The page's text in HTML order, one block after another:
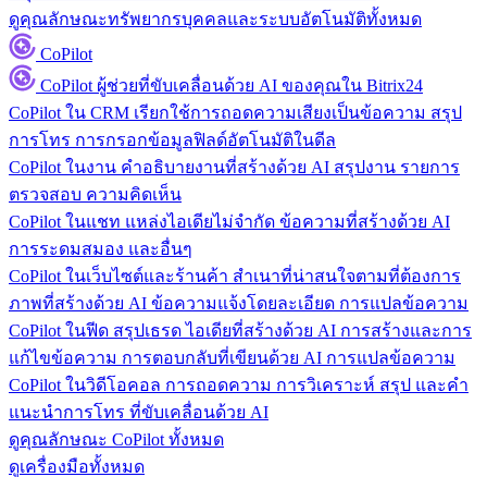
ดูคุณลักษณะทรัพยากรบุคคลและระบบอัตโนมัติทั้งหมด
CoPilot
CoPilot ผู้ช่วยที่ขับเคลื่อนด้วย AI ของคุณใน Bitrix24
CoPilot ใน CRM เรียกใช้การถอดความเสียงเป็นข้อความ สรุป
การโทร การกรอกข้อมูลฟิลด์อัตโนมัติในดีล
CoPilot ในงาน คำอธิบายงานที่สร้างด้วย AI สรุปงาน รายการ
ตรวจสอบ ความคิดเห็น
CoPilot ในแชท แหล่งไอเดียไม่จำกัด ข้อความที่สร้างด้วย AI
การระดมสมอง และอื่นๆ
CoPilot ในเว็บไซต์และร้านค้า สำเนาที่น่าสนใจตามที่ต้องการ
ภาพที่สร้างด้วย AI ข้อความแจ้งโดยละเอียด การแปลข้อความ
CoPilot ในฟีด สรุปเธรด ไอเดียที่สร้างด้วย AI การสร้างและการ
แก้ไขข้อความ การตอบกลับที่เขียนด้วย AI การแปลข้อความ
CoPilot ในวิดีโอคอล การถอดความ การวิเคราะห์ สรุป และคำ
แนะนำการโทร ที่ขับเคลื่อนด้วย AI
ดูคุณลักษณะ CoPilot ทั้งหมด
ดูเครื่องมือทั้งหมด